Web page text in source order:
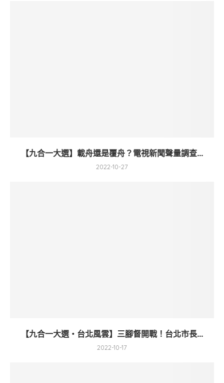
【九合一大選】載舟還是覆舟？電視新聞聲量調查...
2022-10-27
【九合一大選・台北風雲】三腳督開戰！台北市長...
2022-10-17